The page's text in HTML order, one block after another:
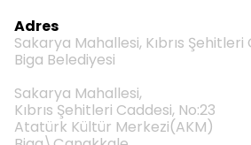
Adres
Sakarya Mahallesi, Kıbrıs Şehitleri
Biga Belediyesi
Sakarya Mahallesi,
Kıbrıs Şehitleri Caddesi, No:23
Atatürk Kültür Merkezi(AKM)